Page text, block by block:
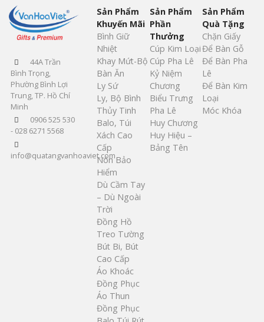
44A Trần
Bình Trọng,
Phường Bình Lợi
Trung, TP. Hồ Chí
Minh
0906 525 530
- 028 6271 5568
info@quatangvanhoaviet.com
Sản Phẩm
Khuyến Mãi
Bình Giữ
Nhiệt
Khay Mứt-Bộ
Bàn Ăn
Ly Sứ
Ly, Bộ Bình
Thủy Tinh
Balo, Túi
Xách Cao
Cấp
Nón Bảo
Hiểm
Dù Cầm Tay
– Dù Ngoài
Trời
Đồng Hồ
Treo Tường
Bút Bi, Bút
Cao Cấp
Áo Khoác
Đồng Phục
Áo Thun
Đồng Phục
Sản Phẩm
Phần
Thưởng
Cúp Kim Loại
Cúp Pha Lê
Kỷ Niệm
Chương
Biểu Trưng
Pha Lê
Huy Chương
Huy Hiệu –
Bảng Tên
Sản Phẩm
Quà Tặng
Chặn Giấy
Để Bàn Gỗ
Để Bàn Pha
Lê
Để Bàn Kim
Loại
Móc Khóa